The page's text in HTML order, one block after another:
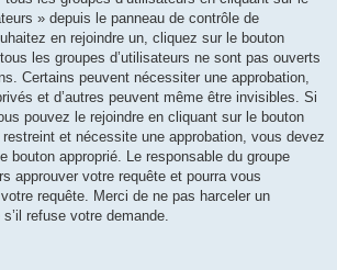
» depuis le panneau de contrôle de
en rejoindre un, cliquez sur le bouton
les groupes d’utilisateurs ne sont pas ouverts
Certains peuvent nécessiter une approbation,
et d’autres peuvent même être invisibles. Si
pouvez le rejoindre en cliquant sur le bouton
et nécessite une approbation, vous devez
bouton approprié. Le responsable du groupe
approuver votre requête et pourra vous
requête. Merci de ne pas harceler un
refuse votre demande.